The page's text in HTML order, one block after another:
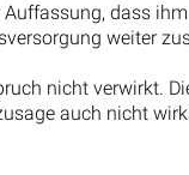
Auffassung, dass
weiter
nicht verwirkt.
auch nicht